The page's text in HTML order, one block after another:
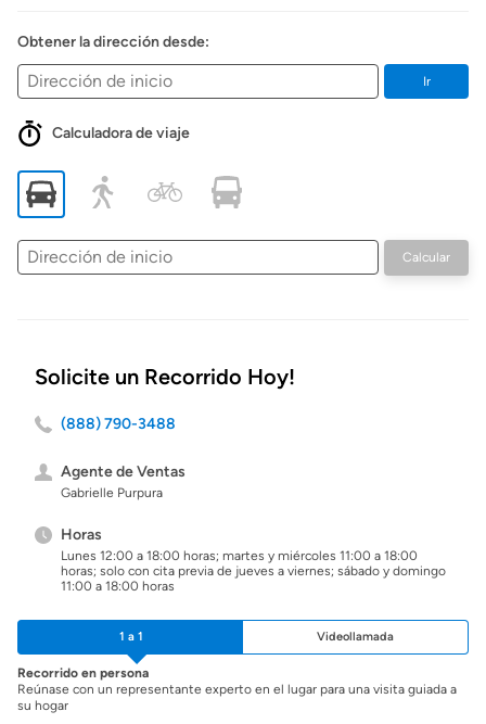
Obtener la dirección desde:
Ir
Calculadora de viaje
Dirección
de
Calcular
Solicite un Recorrido Hoy!
(888) 790-3488
Agente de Ventas
Gabrielle Purpura
Horas
Lunes 12:00 a 18:00 horas; martes y miércoles 11:00 a 18:00
horas; solo con cita previa de jueves a viernes; sábado y domingo
11:00 a 18:00 horas
1 a 1 Videollamada
Recorrido en persona
Reúnase con un representante experto en el lugar para una visita guiada a
su hogar